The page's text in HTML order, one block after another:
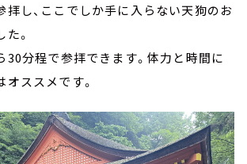
拝し、ここでしか手に入らない天狗のお
。
30分程で参拝できます。体力と時間に
ススメです。